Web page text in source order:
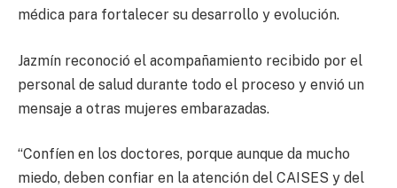
médica para fortalecer su desarrollo y evolución.
Jazmín reconoció el acompañamiento recibido por el
personal de salud durante todo el proceso y envió un
mensaje a otras mujeres embarazadas.
“Confíen en los doctores, porque aunque da mucho
miedo, deben confiar en la atención del CAISES y del